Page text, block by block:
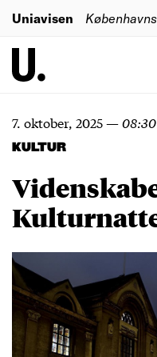
Uniavisen
7. oktober, 2025—08:30
KULTUR